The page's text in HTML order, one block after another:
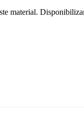
material.